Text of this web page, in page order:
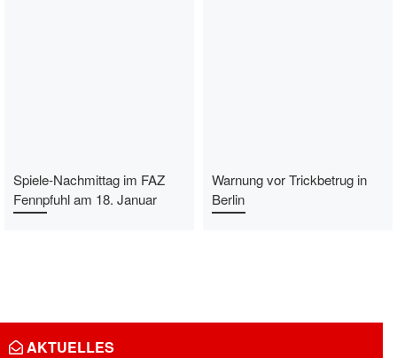
Spiele-Nachmittag im FAZ
Fennpfuhl am 18. Januar
Warnung vor Trickbetrug in
Berlin
AKTUELLES